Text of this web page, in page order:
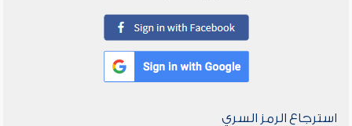
استرجاع الرمز السري